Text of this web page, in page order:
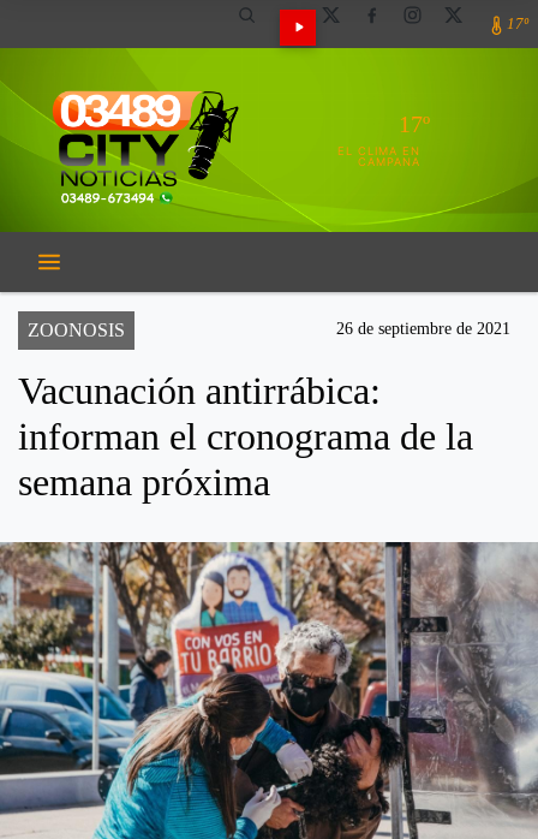
17º
17º
EL CLIMA EN
CAMPANA
ZOONOSIS 26 de septiembre de 2021
Vacunación antirrábica:
informan el cronograma de la
semana próxima